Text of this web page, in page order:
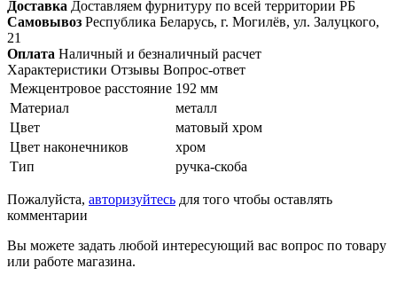
Доставка Доставляем фурнитуру по всей территории РБ
Самовывоз Республика Беларусь, г. Могилёв, ул. Залуцкого,
21
Оплата Наличный и безналичный расчет
Характеристики Отзывы Вопрос-ответ
Межцентровое расстояние 192 мм
Материал
металл
Цвет
матовый хром
Цвет наконечников
хром
Тип
ручка-скоба
Пожалуйста, авторизуйтесь для того чтобы оставлять
комментарии
Вы можете задать любой интересующий вас вопрос по товару
или работе магазина.